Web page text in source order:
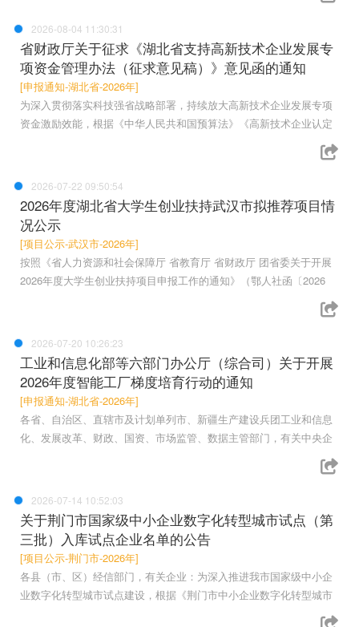
2026-08-04 11:30:31
省财政厅关于征求《湖北省支持高新技术企业发展专
项资金管理办法（征求意见稿）》意见函的通知
[申报通知-湖北省-2026年]
为深入贯彻落实科技强省战略部署，持续放大高新技术企业发展专项
资金激励效能，根据《中华人民共和国预算法》《高新技术企业认定
2026-07-22 09:50:54
2026年度湖北省大学生创业扶持武汉市拟推荐项目情
况公示
[项目公示-武汉市-2026年]
按照《省人力资源和社会保障厅 省教育厅 省财政厅 团省委关于开展
2026年度大学生创业扶持项目申报工作的通知》（鄂人社函〔2026
2026-07-20 10:26:23
工业和信息化部等六部门办公厅（综合司）关于开展
2026年度智能工厂梯度培育行动的通知
[申报通知-湖北省-2026年]
各省、自治区、直辖市及计划单列市、新疆生产建设兵团工业和信息
化、发展改革、财政、国资、市场监管、数据主管部门，有关中央企
2026-07-14 10:52:03
关于荆门市国家级中小企业数字化转型城市试点（第
三批）入库试点企业名单的公告
[项目公示-荆门市-2026年]
各县（市、区）经信部门，有关企业：为深入推进我市国家级中小企
业数字化转型城市试点建设，根据《荆门市中小企业数字化转型城市